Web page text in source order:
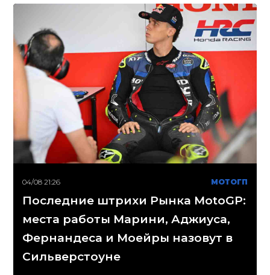
04/08 21:26 МОТОГП
Последние штрихи Рынка MotoGP:
места работы Марини, Аджиуса,
Фернандеса и Моейры назовут в
Сильверстоуне